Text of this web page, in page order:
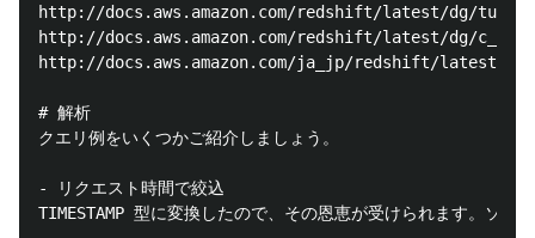
http://docs.aws.amazon.com/redshift/latest/dg/
http://docs.aws.amazon.com/redshift/latest/dg/
http://docs.aws.amazon.com/ja_jp/redshift/latest/dg/
# 解析
クエリ例をいくつかご紹介しましょう。
- リクエスト時間で絞込
TIMESTAMP 型に変換したので、その恩恵が受けられます。ソ